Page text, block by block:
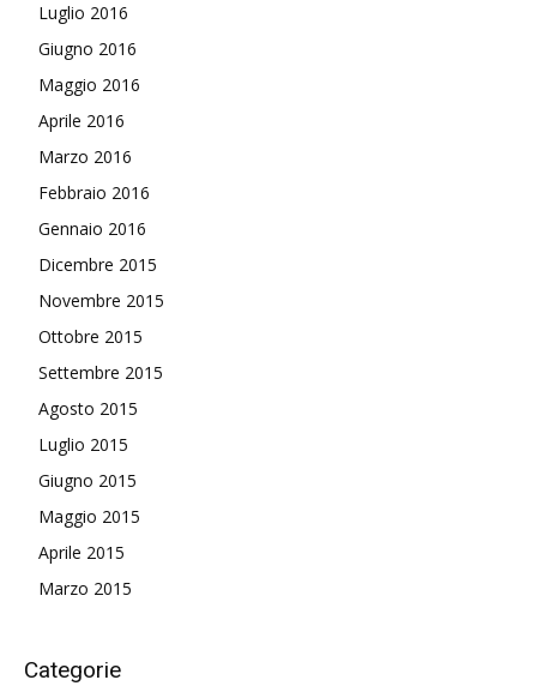
Luglio 2016
Giugno 2016
Maggio 2016
Aprile 2016
Marzo 2016
Febbraio 2016
Gennaio 2016
Dicembre 2015
Novembre 2015
Ottobre 2015
Settembre 2015
Agosto 2015
Luglio 2015
Giugno 2015
Maggio 2015
Aprile 2015
Marzo 2015
Categorie